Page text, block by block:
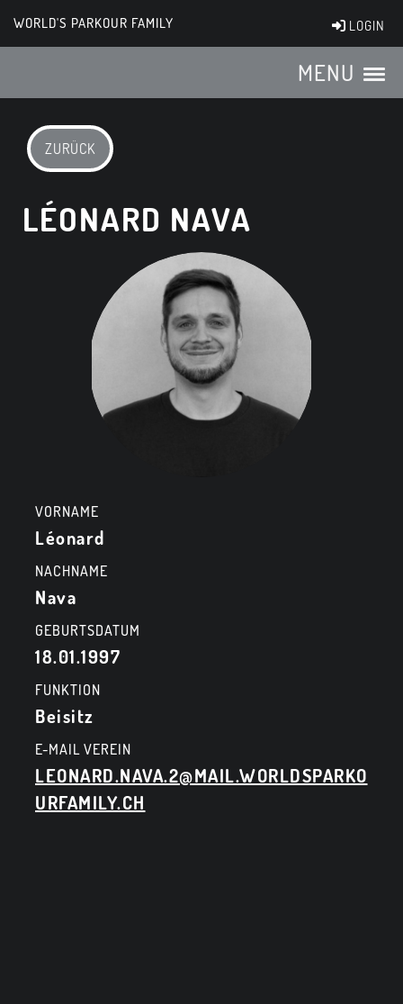
WORLD'S PARKOUR FAMILY LOGIN
MENU
ZURÜCK
LÉONARD NAVA
VORNAME
Léonard
NACHNAME
Nava
GEBURTSDATUM
18.01.1997
FUNKTION
Beisitz
E-MAIL VEREIN
LEONARD.NAVA.2@MAIL.WORLDSPARKO
URFAMILY.CH